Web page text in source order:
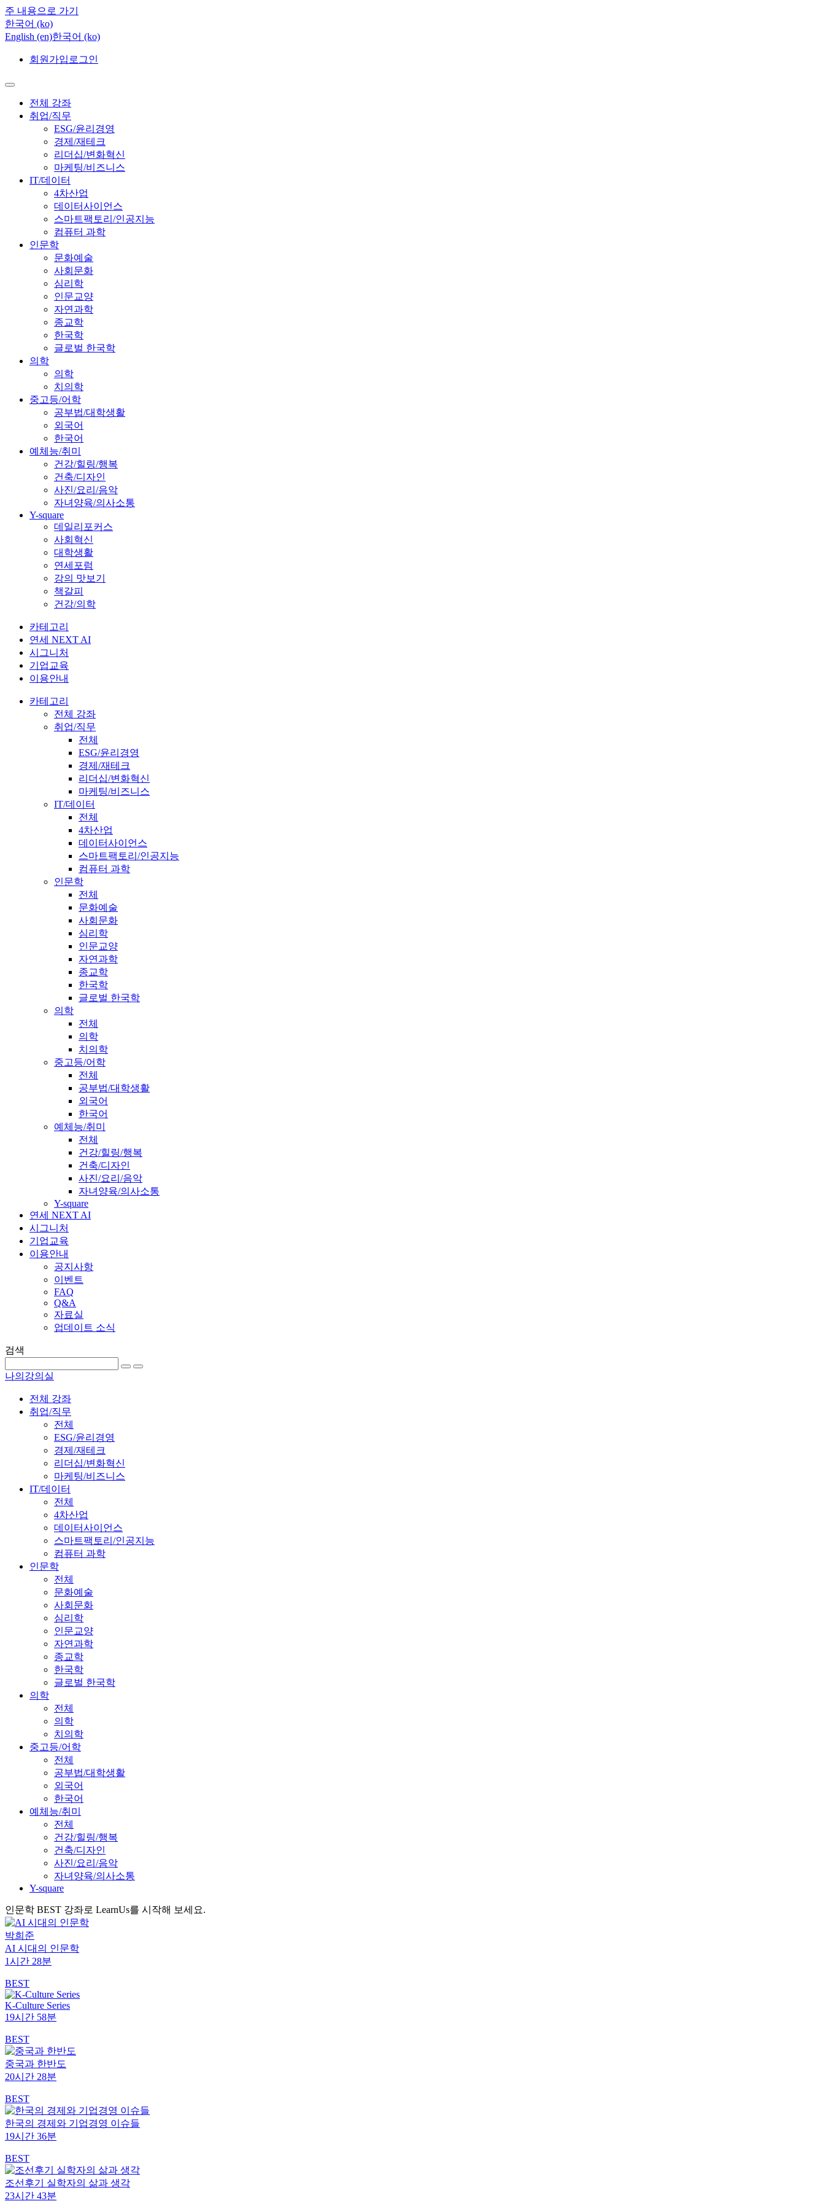
주 내용으로 가기
한국어 ‎(ko)‎
English ‎(en)‎한국어 ‎(ko)‎
회원가입 로그인
전체 강좌
취업/직무
ESG/윤리경영
경제/재테크
리더십/변화혁신
마케팅/비즈니스
IT/데이터
4차산업
데이터사이언스
스마트팩토리/인공지능
컴퓨터 과학
인문학
문화예술
사회문화
심리학
인문교양
자연과학
종교학
한국학
글로벌 한국학
의학
의학
치의학
중고등/어학
공부법/대학생활
외국어
한국어
예체능/취미
건강/힐링/행복
건축/디자인
사진/요리/음악
자녀양육/의사소통
Y-square
데일리포커스
사회혁신
대학생활
연세포럼
강의 맛보기
책갈피
건강/의학
카테고리
연세 NEXT AI
시그니처
기업교육
이용안내
카테고리
전체 강좌
취업/직무
전체
ESG/윤리경영
경제/재테크
리더십/변화혁신
마케팅/비즈니스
IT/데이터
전체
4차산업
데이터사이언스
스마트팩토리/인공지능
컴퓨터 과학
인문학
전체
문화예술
사회문화
심리학
인문교양
자연과학
종교학
한국학
글로벌 한국학
의학
전체
의학
치의학
중고등/어학
전체
공부법/대학생활
외국어
한국어
예체능/취미
전체
건강/힐링/행복
건축/디자인
사진/요리/음악
자녀양육/의사소통
Y-square
연세 NEXT AI
시그니처
기업교육
이용안내
공지사항
이벤트
FAQ
Q&A
자료실
업데이트 소식
검색
나의강의실
전체 강좌
취업/직무
전체
ESG/윤리경영
경제/재테크
리더십/변화혁신
마케팅/비즈니스
IT/데이터
전체
4차산업
데이터사이언스
스마트팩토리/인공지능
컴퓨터 과학
인문학
전체
문화예술
사회문화
심리학
인문교양
자연과학
종교학
한국학
글로벌 한국학
의학
전체
의학
치의학
중고등/어학
전체
공부법/대학생활
외국어
한국어
예체능/취미
전체
건강/힐링/행복
건축/디자인
사진/요리/음악
자녀양육/의사소통
Y-square
인문학 BEST 강좌로 LearnUs를 시작해 보세요.
박희준
AI 시대의 인문학
1시간 28분
BEST
K-Culture Series
19시간 58분
BEST
중국과 한반도
20시간 28분
BEST
한국의 경제와 기업경영 이슈들
19시간 36분
BEST
조선후기 실학자의 삶과 생각
23시간 43분